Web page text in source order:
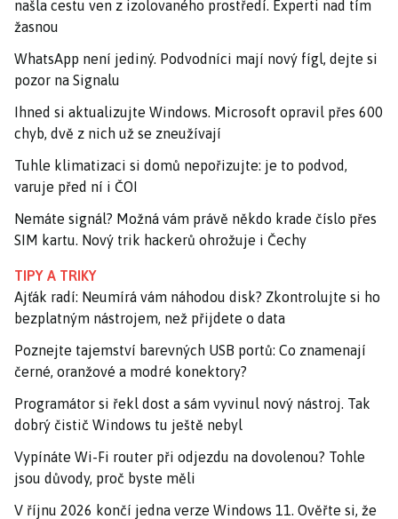
našla cestu ven z izolovaného prostředí. Experti nad tím
žasnou
WhatsApp není jediný. Podvodníci mají nový fígl, dejte si
pozor na Signalu
Ihned si aktualizujte Windows. Microsoft opravil přes 600
chyb, dvě z nich už se zneužívají
Tuhle klimatizaci si domů nepořizujte: je to podvod,
varuje před ní i ČOI
Nemáte signál? Možná vám právě někdo krade číslo přes
SIM kartu. Nový trik hackerů ohrožuje i Čechy
TIPY A TRIKY
Ajťák radí: Neumírá vám náhodou disk? Zkontrolujte si ho
bezplatným nástrojem, než přijdete o data
Poznejte tajemství barevných USB portů: Co znamenají
černé, oranžové a modré konektory?
Programátor si řekl dost a sám vyvinul nový nástroj. Tak
dobrý čistič Windows tu ještě nebyl
Vypínáte Wi-Fi router při odjezdu na dovolenou? Tohle
jsou důvody, proč byste měli
V říjnu 2026 končí jedna verze Windows 11. Ověřte si, že